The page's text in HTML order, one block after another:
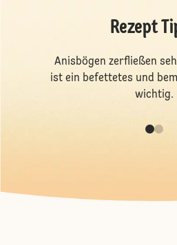
Rezept
Anisbögen zerfließen
ist ein befettetes und
wichtig.